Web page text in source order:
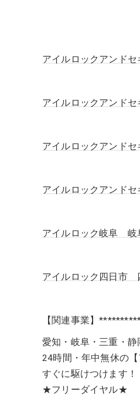
アイルロックアンド
アイルロックアンド
アイルロックアンド
アイルロックアンド
アイルロック岐阜 岐
アイルロック四日市
【関連事業】
愛知・岐阜・三重・
24時間・年中無休の
すぐに駆けつけます！
★フリーダイヤル★